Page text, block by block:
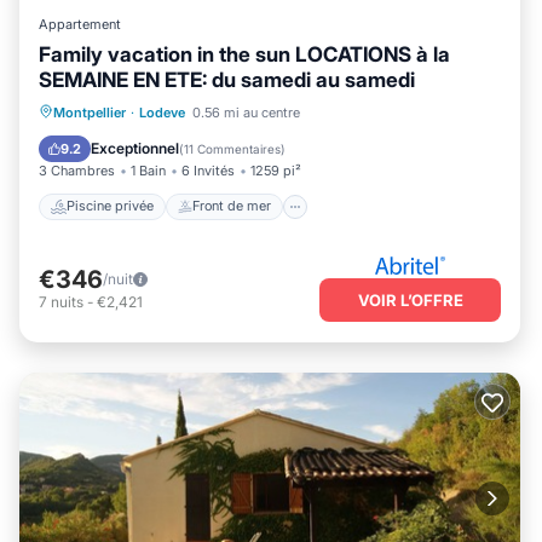
Appartement
Family vacation in the sun LOCATIONS à la
SEMAINE EN ETE: du samedi au samedi
Montpellier · Lodeve 0.56 mi au centre
9.2 Exceptionnel(11 Commentaires)
3 Chambres 1 Bain 6 Invités 1259 pi²
Piscine privée Front de mer
Piscine privée Front de mer
Piscine
€346/nuit
7 nuits - €2,421 VOIR L’OFFRE